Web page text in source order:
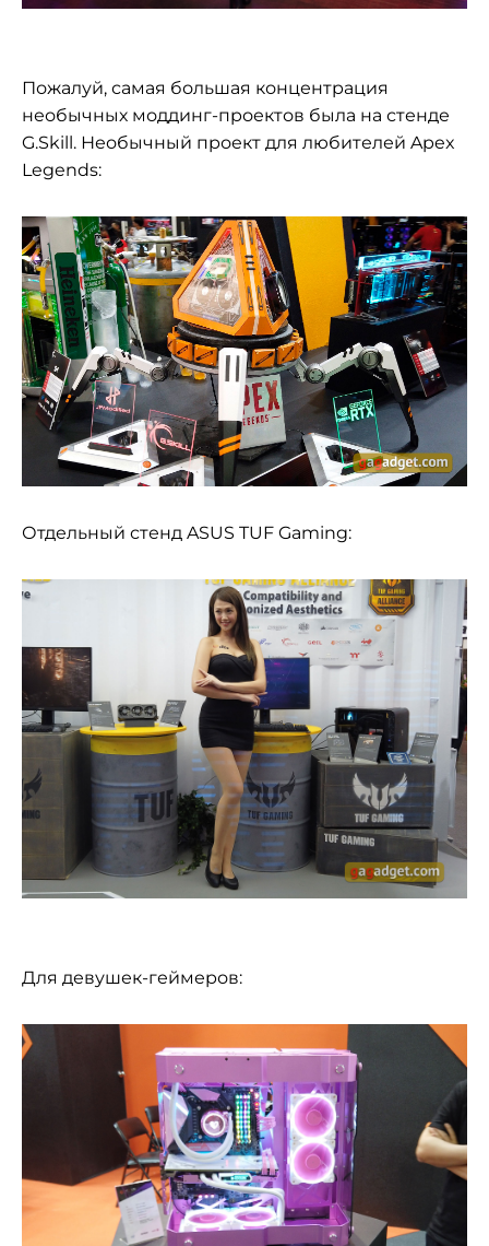
Пожалуй, самая большая концентрация
необычных моддинг-проектов была на стенде
G.Skill. Необычный проект для любителей Apex
Legends:
Отдельный стенд ASUS TUF Gaming:
Для девушек-геймеров: